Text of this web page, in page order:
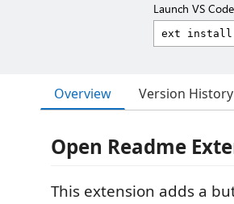
Launch VS
Overview Version History
Open Readme
This extension adds a